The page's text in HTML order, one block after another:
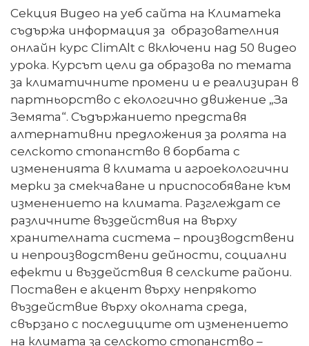
Секция Видео на уеб сайта на Климатека
съдържа информация за образователния
онлайн курс ClimAlt с включени над 50 видео
урока. Курсът цели да образова по темата
за климатичните промени и е реализиран в
партньорство с екологично движение „За
Земята“. Съдържанието представя
алтернативни предложения за ролята на
селското стопанство в борбата с
измененията в климата и агроекологични
мерки за смекчаване и приспособяване към
изменението на климата. Разглеждат се
различните въздействия на върху
хранителната система – производствени
и непроизводствени дейности, социални
ефекти и въздействия в селските райони.
Поставен е акцент върху непрякото
въздействие върху околната среда,
свързано с последиците от изменението
на климата за селското стопанство –